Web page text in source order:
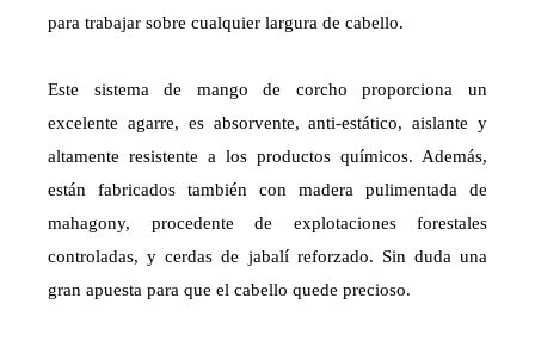
para trabajar sobre cualquier largura de cabello.
Este sistema de mango de corcho proporciona un
excelente agarre, es absorvente, anti-estático, aislante y
altamente resistente a los productos químicos. Además,
están fabricados también con madera pulimentada de
mahagony, procedente de explotaciones forestales
controladas, y cerdas de jabalí reforzado. Sin duda una
gran apuesta para que el cabello quede precioso.